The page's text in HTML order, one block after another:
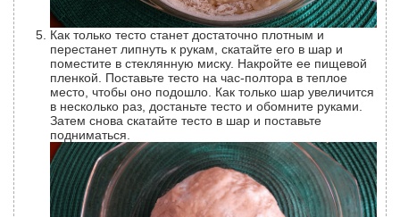
Как только тесто станет достаточно плотным и
перестанет липнуть к рукам, скатайте его в шар и
поместите в стеклянную миску. Накройте ее пищевой
пленкой. Поставьте тесто на час-полтора в теплое
место, чтобы оно подошло. Как только шар увеличится
в несколько раз, достаньте тесто и обомните руками.
Затем снова скатайте тесто в шар и поставьте
подниматься.